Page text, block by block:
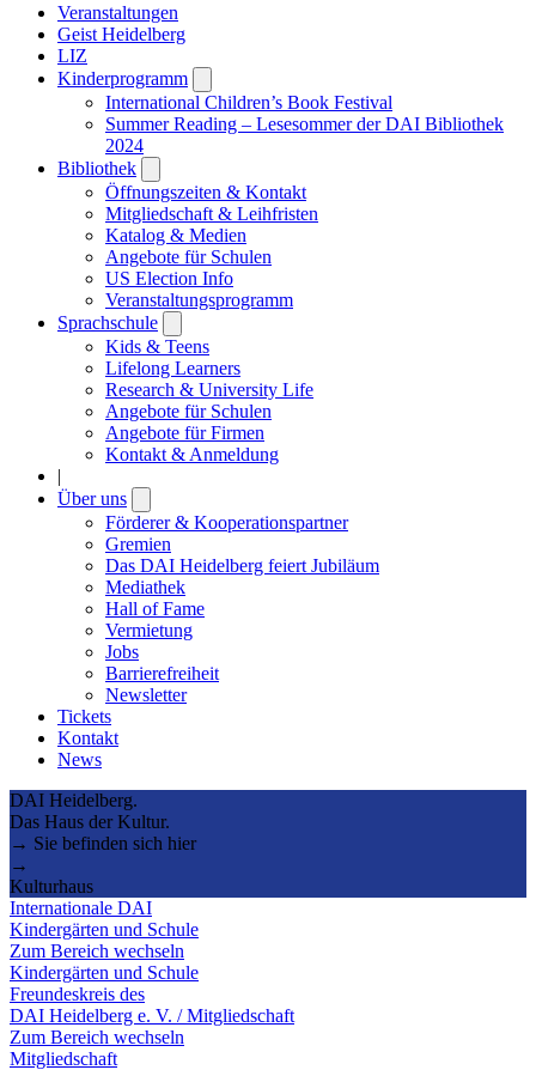
Veranstaltungen
Geist Heidelberg
LIZ
Kinderprogramm
submenu
International Children’s Book Festival
Summer Reading – Lesesommer der DAI Bibliothek
2024
Bibliothek
submenu
Öffnungszeiten & Kontakt
Mitgliedschaft & Leihfristen
Katalog & Medien
Angebote für Schulen
US Election Info
Veranstaltungsprogramm
Sprachschule
submenu
Kids & Teens
Lifelong Learners
Research & University Life
Angebote für Schulen
Angebote für Firmen
Kontakt & Anmeldung
|
Über uns
submenu
Förderer & Kooperationspartner
Gremien
Das DAI Heidelberg feiert Jubiläum
Mediathek
Hall of Fame
Vermietung
Jobs
Barrierefreiheit
Newsletter
Tickets
Kontakt
News
DAI Heidelberg.
Das Haus der Kultur.
→ Sie befinden sich hier
→
Kulturhaus
Internationale DAI
Kindergärten und Schule
Zum Bereich wechseln
Kindergärten und Schule
Freundeskreis des
DAI Heidelberg e. V. / Mitgliedschaft
Zum Bereich wechseln
Mitgliedschaft